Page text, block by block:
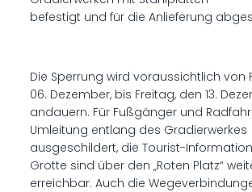
befestigt und für die Anlieferung
Die Sperrung wird voraussichtlich von
06. Dezember, bis Freitag, den 13.
andauern. Für Fußgänger und
Umleitung entlang des Gradierwerkes
ausgeschildert, die Tourist-
Grotte sind über den „Roten Platz“
erreichbar. Auch die